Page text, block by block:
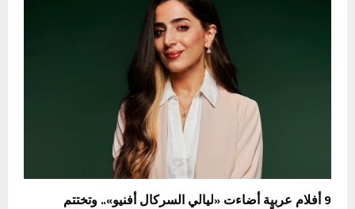
9 أفلام عربية أضاءت «ليالي السركال أفنيو».. وتختتم